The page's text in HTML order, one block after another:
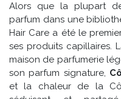
Alors que la plupart
parfum dans une
Hair Care a été le
ses produits capillaires.
maison de parfumerie
son parfum signature,
et la chaleur de la